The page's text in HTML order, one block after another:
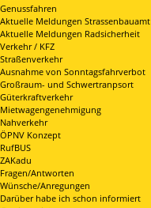
Genussfahren
Aktuelle Meldungen Strassenbauamt
Aktuelle Meldungen Radsicherheit
Verkehr / KFZ
Straßenverkehr
Ausnahme von Sonntagsfahrverbot
Großraum- und Schwertranpsort
Güterkraftverkehr
Mietwagengenehmigung
Nahverkehr
ÖPNV Konzept
RufBUS
ZAKadu
Fragen/Antworten
Wünsche/Anregungen
Darüber habe ich schon informiert